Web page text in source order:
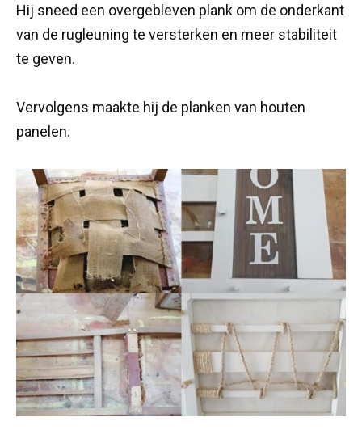
Hij sneed een overgebleven plank om de onderkant
van de rugleuning te versterken en meer stabiliteit
te geven.
Vervolgens maakte hij de planken van houten
panelen.